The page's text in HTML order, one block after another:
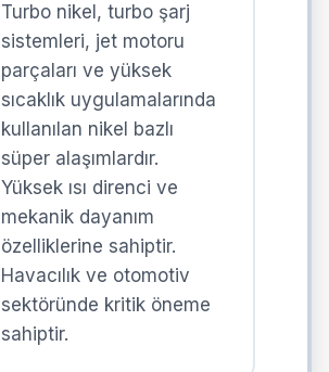
Turbo nikel, turbo şarj
sistemleri, jet motoru
parçaları ve yüksek
sıcaklık uygulamalarında
kullanılan nikel bazlı
süper alaşımlardır.
Yüksek ısı direnci ve
mekanik dayanım
özelliklerine sahiptir.
Havacılık ve otomotiv
sektöründe kritik öneme
sahiptir.